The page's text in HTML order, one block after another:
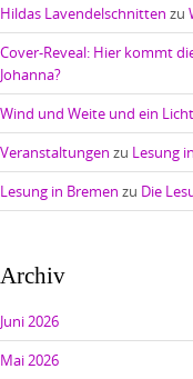
Hildas Lavendelschnitten zu
Cover-Reveal: Hier kommt
Johanna?
Wind und Weite und ein
Veranstaltungen zu Lesung
Lesung in Bremen zu Die
Archiv
Juni 2026
Mai 2026